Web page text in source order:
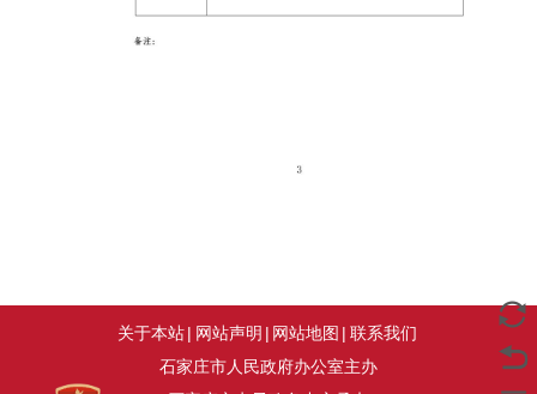
关于本站| 网站声明 | 网站地图 | 联系我们
石家庄市人民政府办公室主办